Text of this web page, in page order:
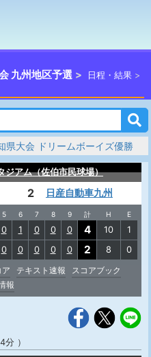
九州地区予選
日程・結果
県大会 ドリームボーイズ優勝
ジアム（佐伯市民球場）
2 日産自動車九州
5 6 7 8 9 計 H E
0 1 0 0 0 4 10
1
0 0 0 0 0 2 8
0
テキスト速報
スコアブック
報
）